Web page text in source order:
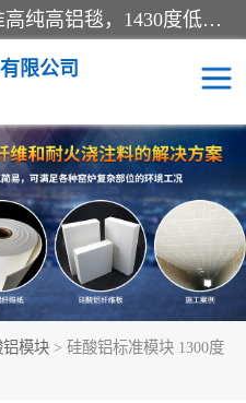
1260卷毡针刺毯，1360标准高纯高铝毯，1430度低锆锆铝含锆毯，普通挡渣棉卷毡，防火纸、挡火板、隔热垫片模块、棉块、折叠块、散棉高温固化剂价格规格密度多少钱图片视频立方平米参数指标
限公司
铝模块 > 硅酸铝标准模块 1300度
硅酸铝纤维纸
高铝毯
硅酸铝折叠块
硅酸铝纤维毯